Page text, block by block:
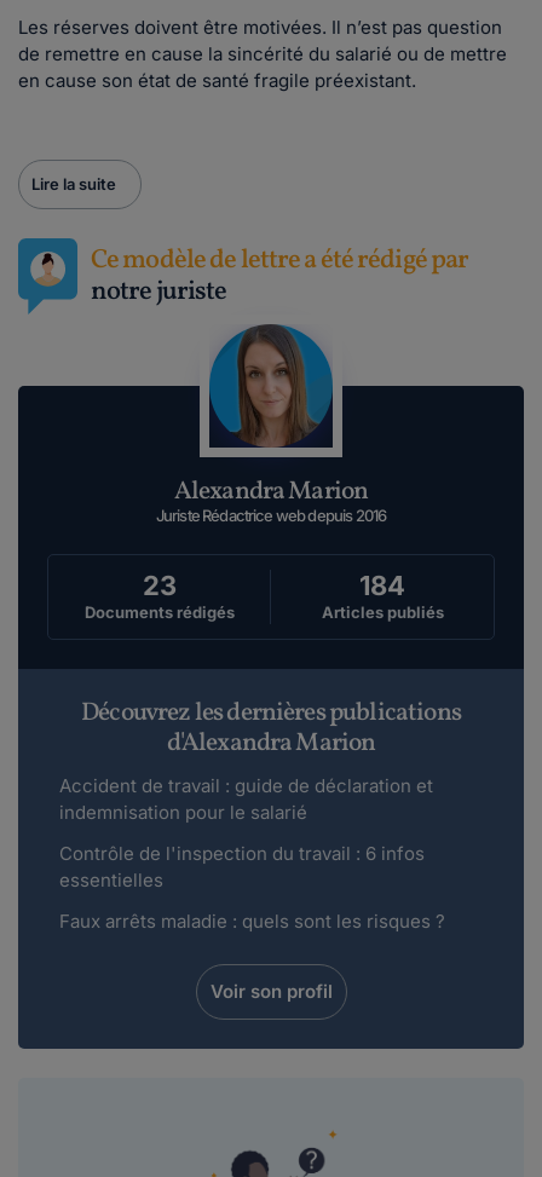
Les réserves doivent être motivées. Il n’est pas question
de remettre en cause la sincérité du salarié ou de mettre
en cause son état de santé fragile préexistant.
Lire la suite
Ce modèle de lettre a été rédigé par
notre juriste
Alexandra Marion
Juriste Rédactrice web depuis 2016
23
Documents rédigés
184
Articles publiés
Découvrez les dernières publications
d'Alexandra Marion
Accident de travail : guide de déclaration et
indemnisation pour le salarié
Contrôle de l'inspection du travail : 6 infos
essentielles
Faux arrêts maladie : quels sont les risques ?
Voir son profil